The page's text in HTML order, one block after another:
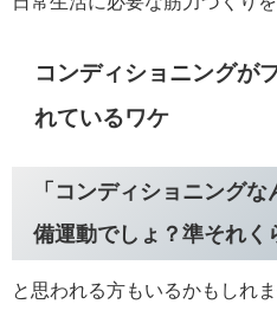
コンディショニングが
れているワケ
「コンディショニング
備運動でしょ？準それく
と思われる方もいるかもしれま